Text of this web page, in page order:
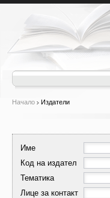
Начало Издатели
Име
Код на издател
Тематика
Лице за контакт